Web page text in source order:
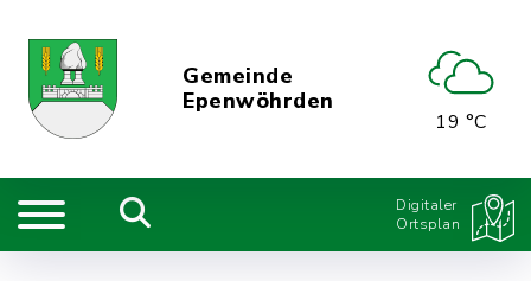
Gemeinde
Epenwöhrden
19 °C
Digitaler
Ortsplan